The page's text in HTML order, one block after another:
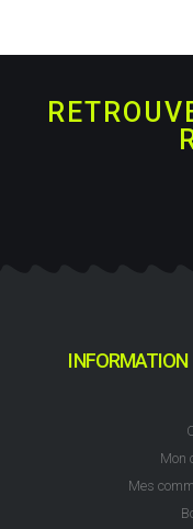
INFORMATION
Mon
Mes